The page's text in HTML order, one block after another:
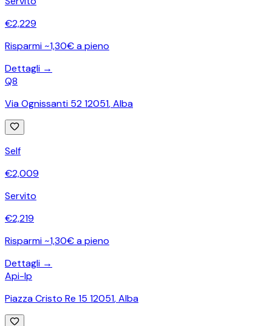
€2,229
Risparmi ~1,30€ a pieno
Dettagli →
Q8
Via Ognissanti 52 12051,Alba
Self
€2,009
Servito
€2,219
Risparmi ~1,30€ a pieno
Dettagli →
Api-Ip
Piazza Cristo Re 15 12051,Alba